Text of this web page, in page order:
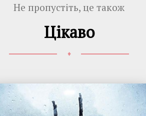
Не пропустіть, це також
Цікаво
♦